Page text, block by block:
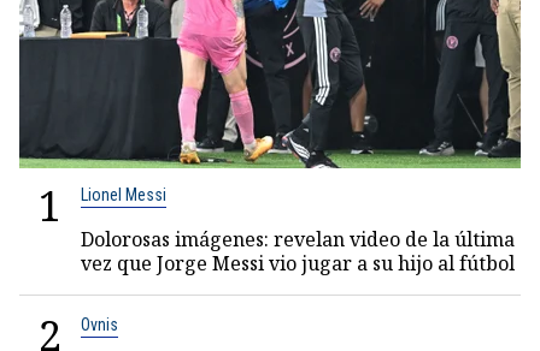
1 Lionel Messi
Dolorosas imágenes: revelan video de la última
vez que Jorge Messi vio jugar a su hijo al fútbol
2 Ovnis